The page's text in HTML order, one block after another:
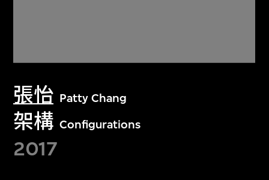
張怡 Patty Chang
架構 Configurations
2017
關於M+藏品
探索世界頂級的二十及二十一世紀視覺
文化藏品。